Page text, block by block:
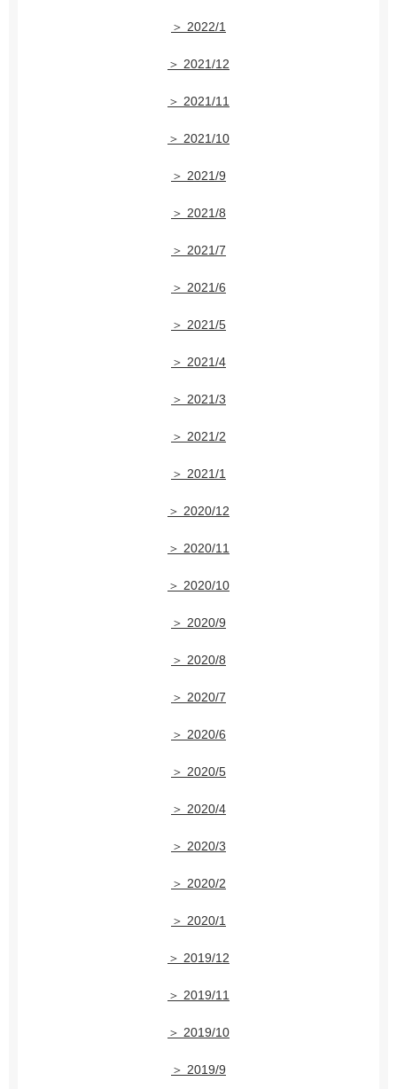
＞ 2022/1
＞ 2021/12
＞ 2021/11
＞ 2021/10
＞ 2021/9
＞ 2021/8
＞ 2021/7
＞ 2021/6
＞ 2021/5
＞ 2021/4
＞ 2021/3
＞ 2021/2
＞ 2021/1
＞ 2020/12
＞ 2020/11
＞ 2020/10
＞ 2020/9
＞ 2020/8
＞ 2020/7
＞ 2020/6
＞ 2020/5
＞ 2020/4
＞ 2020/3
＞ 2020/2
＞ 2020/1
＞ 2019/12
＞ 2019/11
＞ 2019/10
＞ 2019/9